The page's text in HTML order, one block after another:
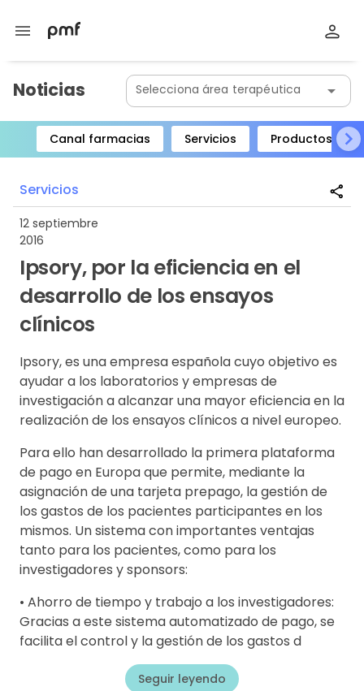
menu
Noticias Selecciona área terapéutica arrow_drop_down
Canal farmacias Servicios
Productos
Item
of
8
Servicios share
12 septiembre
2016
Ipsory, por la eficiencia en el
desarrollo de los ensayos
clínicos
Ipsory, es una empresa española cuyo objetivo es
ayudar a los laboratorios y empresas de
investigación a alcanzar una mayor eficiencia en la
realización de los ensayos clínicos a nivel europeo.
Para ello han desarrollado la primera plataforma
de pago en Europa que permite, mediante la
asignación de una tarjeta prepago, la gestión de
los gastos de los pacientes participantes en los
mismos. Un sistema con importantes ventajas
tanto para los pacientes, como para los
investigadores y sponsors:
• Ahorro de tiempo y trabajo a los investigadores:
Gracias a este sistema automatizado de pago, se
facilita el control y la gestión de los gastos d
Seguir leyendo